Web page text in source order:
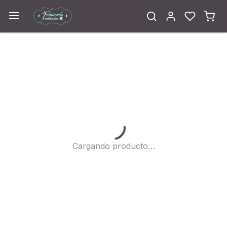
Cargando...
Cargando producto…